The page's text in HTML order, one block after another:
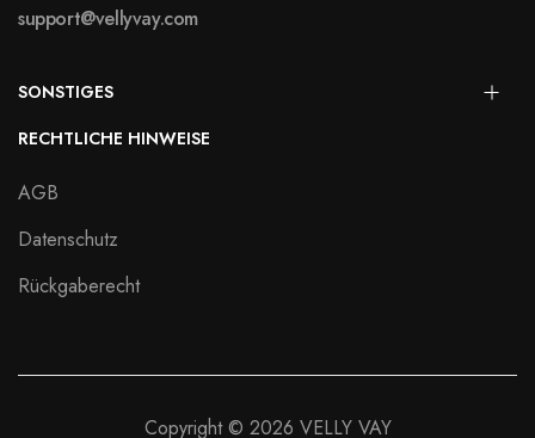
support@vellyvay.com
SONSTIGES
RECHTLICHE HINWEISE
AGB
Datenschutz
Rückgaberecht
Copyright © 2026 VELLY VAY